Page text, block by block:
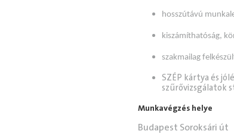
hosszútávú
kiszámíthatóság,
szakmailag
SZÉP kártya és
szűrővizsgálatok
Munkavégzés helye
Budapest Soroksári út